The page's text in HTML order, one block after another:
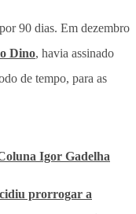
90 dias. Em dezembro
Dino, havia assinado
de tempo, para as
Igor Gadelha
prorrogar a